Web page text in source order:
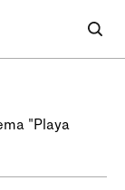
"Playa